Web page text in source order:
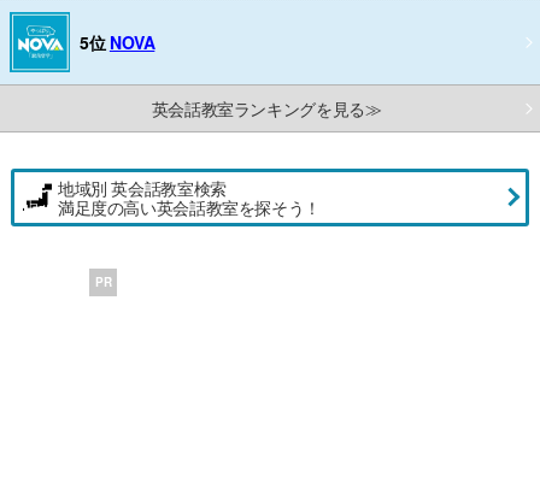
5位 NOVA
英会話教室ランキングを見る≫
地域別 英会話教室検索
満足度の高い英会話教室を探そう！
PR